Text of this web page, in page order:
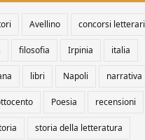
Avellino concorsi letterari
filosofia Irpinia italia
libri Napoli narrativa
Poesia recensioni
storia della letteratura